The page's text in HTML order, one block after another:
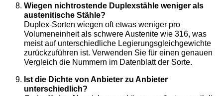
Wiegen nichtrostende Duplexstähle weniger als
austenitische Stähle?
Duplex-Sorten wiegen oft etwas weniger pro
Volumeneinheit als schwere Austenite wie 316, was
meist auf unterschiedliche Legierungsgleichgewichte
zurückzuführen ist. Verwenden Sie für einen genauen
Vergleich die Nummern im Datenblatt der Sorte.
Ist die Dichte von Anbieter zu Anbieter
unterschiedlich?